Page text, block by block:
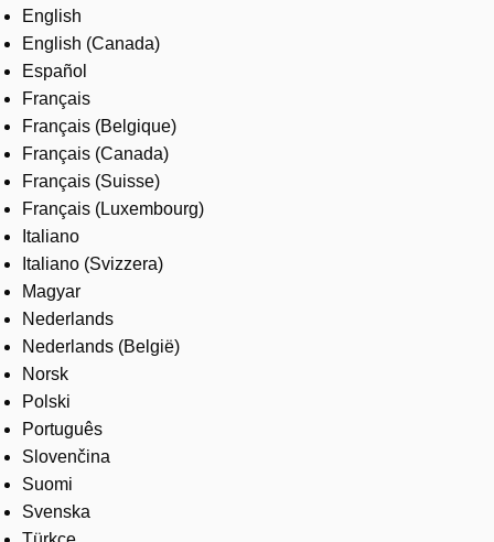
Carreras
English
English (Canada)
Español
Français
Français (Belgique)
Français (Canada)
Français (Suisse)
Français (Luxembourg)
Italiano
Italiano (Svizzera)
Magyar
Nederlands
Nederlands (België)
Norsk
Polski
Português
Slovenčina
Suomi
Svenska